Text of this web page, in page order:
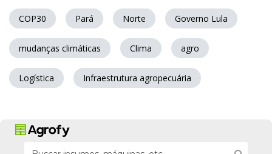
COP30 Pará Norte Governo Lula
mudanças climáticas Clima agro
Logística Infraestrutura agropecuária